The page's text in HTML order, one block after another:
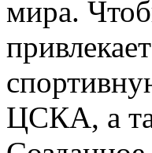
мира.
ЦСКА, а